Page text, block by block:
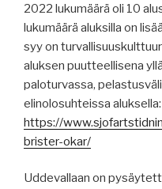
2022 lukumäärä oli 10
lukumäärä aluksilla on
syy on
aluksen puutteellisena
paloturvassa,
elinolosuhteissa aluksella:
https://
brister-okar/
Uddevallaan on